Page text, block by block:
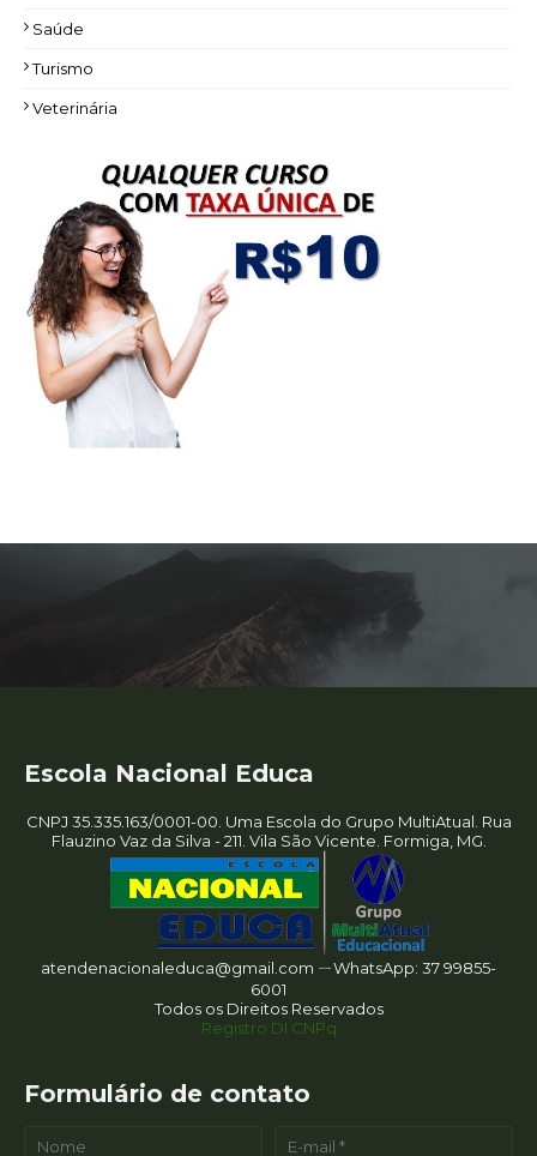
Saúde
Turismo
Veterinária
Escola Nacional Educa
CNPJ 35.335.163/0001-00. Uma Escola do Grupo MultiAtual. Rua
Flauzino Vaz da Silva - 211. Vila São Vicente. Formiga, MG.
atendenacionaleduca@gmail.com ㄧWhatsApp: 37 99855-
6001
Todos os Direitos Reservados
Registro DI CNPq
Formulário de contato